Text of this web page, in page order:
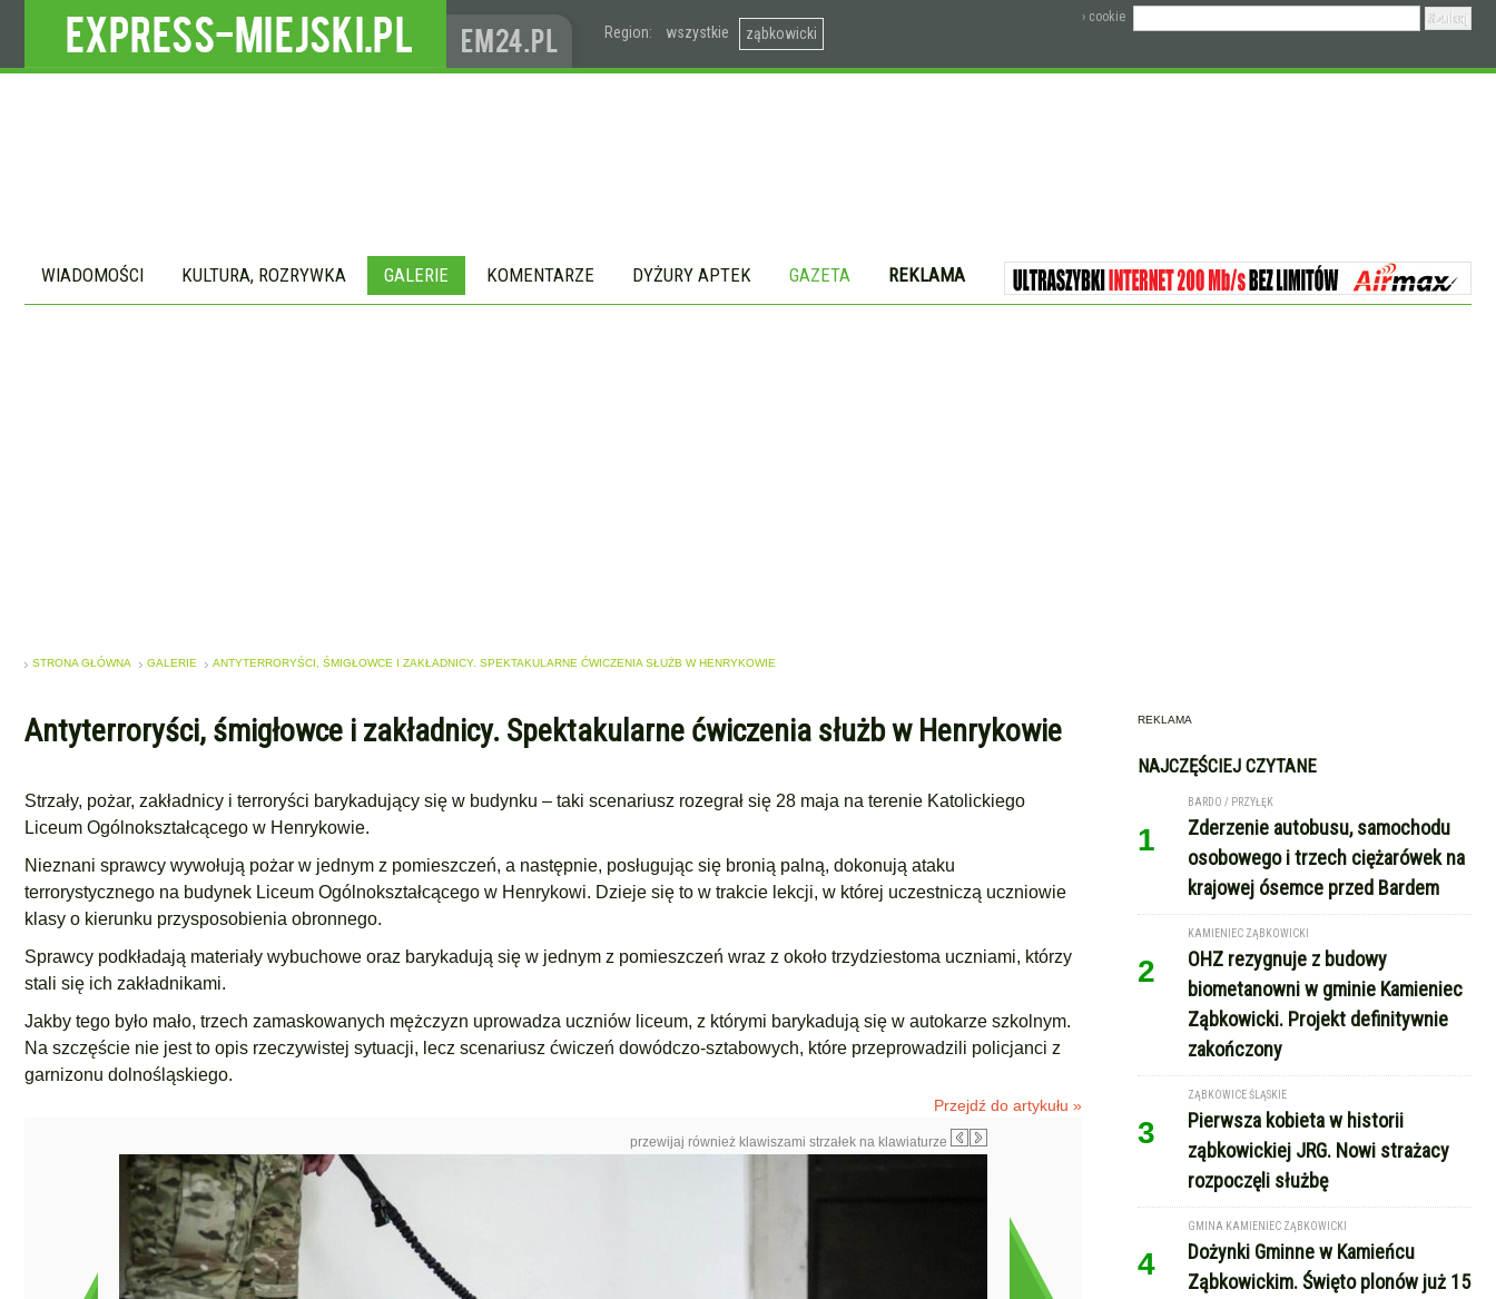
Region: wszystkie ząbkowicki
› cookie
WIADOMOŚCI KULTURA, ROZRYWKA GALERIE KOMENTARZE DYŻURY APTEK GAZETA REKLAMA
STRONA GŁÓWNA GALERIE ANTYTERRORYŚCI, ŚMIGŁOWCE I ZAKŁADNICY. SPEKTAKULARNE ĆWICZENIA SŁUŻB W HENRYKOWIE
Antyterroryści, śmigłowce i zakładnicy. Spektakularne ćwiczenia służb w Henrykowie
Strzały, pożar, zakładnicy i terroryści barykadujący się w budynku – taki scenariusz rozegrał się 28 maja na terenie Katolickiego
Liceum Ogólnokształcącego w Henrykowie.
Nieznani sprawcy wywołują pożar w jednym z pomieszczeń, a następnie, posługując się bronią palną, dokonują ataku
terrorystycznego na budynek Liceum Ogólnokształcącego w Henrykowi. Dzieje się to w trakcie lekcji, w której uczestniczą uczniowie
klasy o kierunku przysposobienia obronnego.
Sprawcy podkładają materiały wybuchowe oraz barykadują się w jednym z pomieszczeń wraz z około trzydziestoma uczniami, którzy
stali się ich zakładnikami.
Jakby tego było mało, trzech zamaskowanych mężczyzn uprowadza uczniów liceum, z którymi barykadują się w autokarze szkolnym.
Na szczęście nie jest to opis rzeczywistej sytuacji, lecz scenariusz ćwiczeń dowódczo-sztabowych, które przeprowadzili policjanci z
garnizonu dolnośląskiego.
Przejdź do artykułu »
przewijaj również klawiszami strzałek na klawiaturze
REKLAMA
NAJCZĘŚCIEJ CZYTANE
1
BARDO / PRZYŁĘK
Zderzenie autobusu, samochodu
osobowego i trzech ciężarówek na
krajowej ósemce przed Bardem
2
KAMIENIEC ZĄBKOWICKI
OHZ rezygnuje z budowy
biometanowni w gminie Kamieniec
Ząbkowicki. Projekt definitywnie
zakończony
3
ZĄBKOWICE ŚLĄSKIE
Pierwsza kobieta w historii
ząbkowickiej JRG. Nowi strażacy
rozpoczęli służbę
4
GMINA KAMIENIEC ZĄBKOWICKI
Dożynki Gminne w Kamieńcu
Ząbkowickim. Święto plonów już 15